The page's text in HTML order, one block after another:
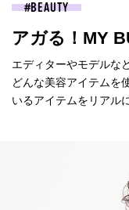
BEAUTY
アガる！MY
エディターやモデルな
どんな美容アイテムを
いるアイテムをリアル